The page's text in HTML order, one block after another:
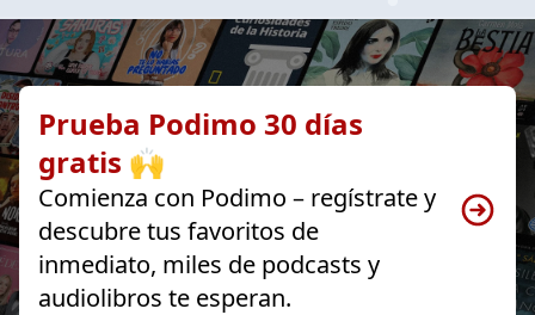
Prueba Podimo 30 días
gratis 🙌
Comienza con Podimo – regístrate y
descubre tus favoritos de
inmediato, miles de podcasts y
audiolibros te esperan.